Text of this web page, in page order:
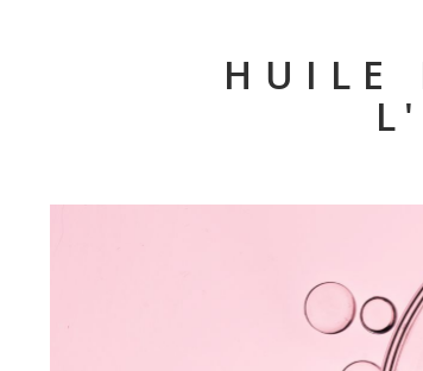
HUILE